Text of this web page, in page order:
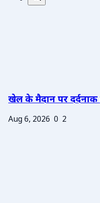
खेल के मैदान पर दर्दनाक
Aug 6, 2026 0 2